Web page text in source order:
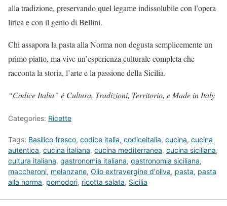
alla tradizione, preservando quel legame indissolubile con l’opera
lirica e con il genio di Bellini.
Chi assapora la pasta alla Norma non degusta semplicemente un
primo piatto, ma vive un’esperienza culturale completa che
racconta la storia, l’arte e la passione della Sicilia.
“Codice Italia” è Cultura, Tradizioni, Territorio, e Made in Italy
Categories: Ricette
Tags: Basilico fresco, codice italia, codiceitalia, cucina, cucina
autentica, cucina italiana, cucina mediterranea, cucina siciliana,
cultura italiana, gastronomia italiana, gastronomia siciliana,
maccheroni, melanzane, Olio extravergine d'oliva, pasta, pasta
alla norma, pomodori, ricotta salata, Sicilia